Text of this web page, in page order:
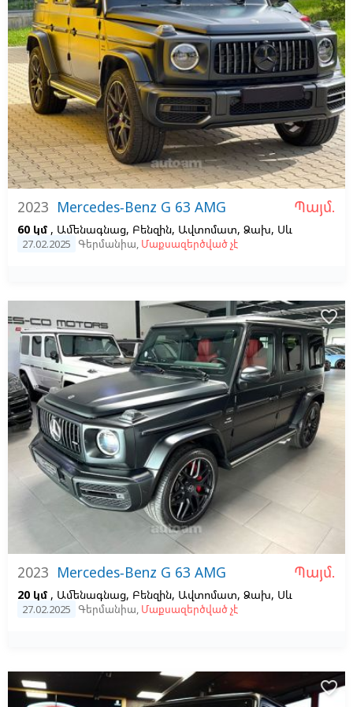
2023 Mercedes-Benz G 63 AMG Պայմ.
60 կմ , Ամենագնաց, Բենզին, Ավտոմատ, Ձախ, Սև
27.02.2025 Գերմանիա, Մաքսազերծված չէ
2023 Mercedes-Benz G 63 AMG Պայմ.
20 կմ , Ամենագնաց, Բենզին, Ավտոմատ, Ձախ, Սև
27.02.2025 Գերմանիա, Մաքսազերծված չէ
favorite_border
favorite_border